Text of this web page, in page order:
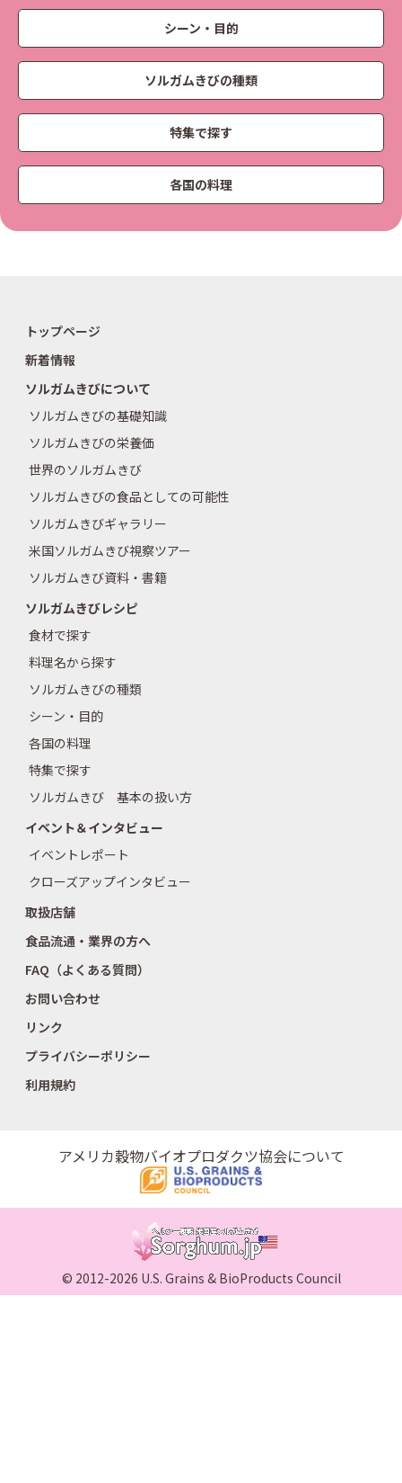
シーン・目的
ソルガムきびの種類
特集で探す
各国の料理
トップページ
新着情報
ソルガムきびについて
ソルガムきびの基礎知識
ソルガムきびの栄養価
世界のソルガムきび
ソルガムきびの食品としての可能性
ソルガムきびギャラリー
米国ソルガムきび視察ツアー
ソルガムきび資料・書籍
ソルガムきびレシピ
食材で探す
料理名から探す
ソルガムきびの種類
シーン・目的
各国の料理
特集で探す
ソルガムきび 基本の扱い方
イベント＆インタビュー
イベントレポート
クローズアップインタビュー
取扱店舗
食品流通・業界の方へ
FAQ（よくある質問）
お問い合わせ
リンク
プライバシーポリシー
利用規約
アメリカ穀物バイオプロダクツ協会について
© 2012-2026 U.S. Grains & BioProducts Council